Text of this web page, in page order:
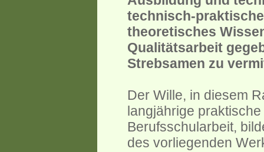
technisch-
theoretisches
Qualitätsarbeit
Strebsamen zu
Der Wille, in diesem
langjährige
Berufsschularbeit,
des vorliegenden